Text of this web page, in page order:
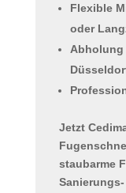
Flexible
oder
Abholung
Jetzt
staubarme